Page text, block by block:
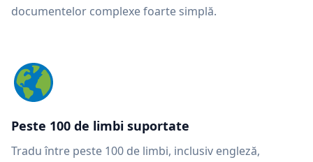
documentelor complexe foarte simplă.
Peste 100 de limbi suportate
Tradu între peste 100 de limbi, inclusiv engleză,